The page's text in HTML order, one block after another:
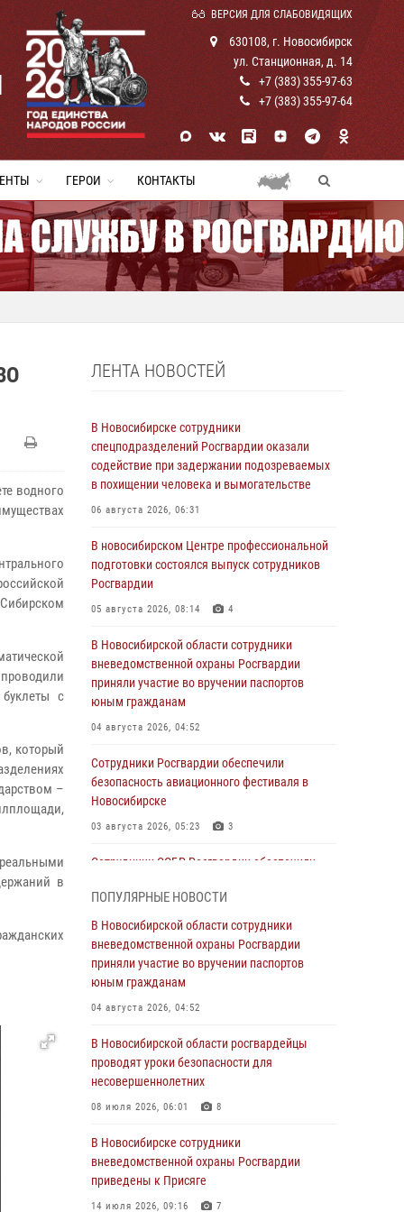
ВЕРСИЯ ДЛЯ СЛАБОВИДЯЩИХ
630108, г. Новосибирск
ул. Станционная, д. 14
+7 (383) 355-97-63
+7 (383) 355-97-64
ГЕРОИ КОНТАКТЫ
водного
с
который
–
в
ЛЕНТА НОВОСТЕЙ
В Новосибирске сотрудники
спецподразделений Росгвардии оказали
содействие при задержании подозреваемых
в похищении человека и вымогательстве
06 августа 2026, 06:31
В новосибирском Центре профессиональной
подготовки состоялся выпуск сотрудников
Росгвардии
05 августа 2026, 08:14 4
В Новосибирской области сотрудники
вневедомственной охраны Росгвардии
приняли участие во вручении паспортов
юным гражданам
04 августа 2026, 04:52
Сотрудники Росгвардии обеспечили
безопасность авиационного фестиваля в
Новосибирске
03 августа 2026, 05:23 3
Сотрудники СОБР Росгвардии обеспечили
обысков в рамках расследования серии
мошенничеств
31 июля 2026, 07:52
В Новосибирском военном институте
30 июля 2026, 08:11 8
При силовой поддержке бойцов ОМОН и
СОБР Росгвардии пресечена деятельность
сфере страхования
29 июля 2026, 05:19
В Новосибирске сотрудниками
ПОПУЛЯРНЫЕ НОВОСТИ
В Новосибирской области сотрудники
вневедомственной охраны Росгвардии
приняли участие во вручении паспортов
юным гражданам
04 августа 2026, 04:52
В Новосибирской области росгвардейцы
проводят уроки безопасности для
несовершеннолетних
08 июля 2026, 06:01 8
В Новосибирске сотрудники
вневедомственной охраны Росгвардии
приведены к Присяге
14 июля 2026, 09:16 7